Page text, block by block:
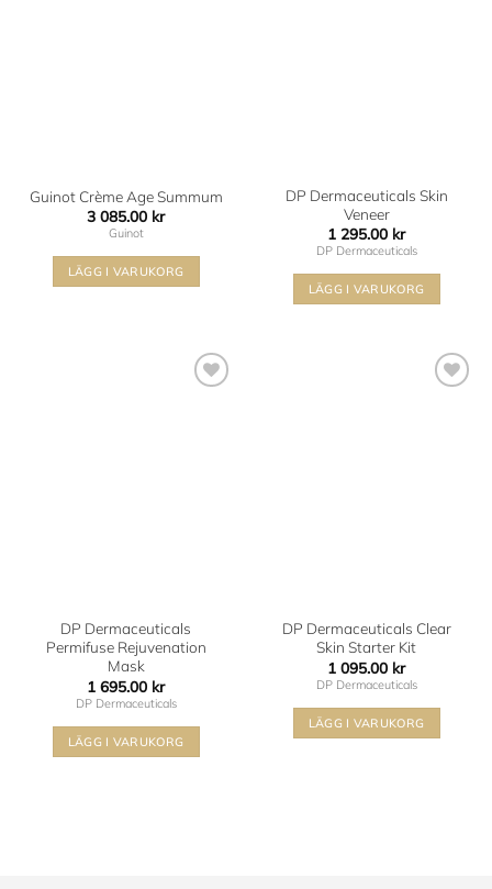
Guinot Crème Age Summum
3 085.00 kr
Guinot
LÄGG I VARUKORG
DP Dermaceuticals Skin
Veneer
1 295.00 kr
DP Dermaceuticals
LÄGG I VARUKORG
DP Dermaceuticals
Permifuse Rejuvenation
Mask
1 695.00 kr
DP Dermaceuticals
LÄGG I VARUKORG
DP Dermaceuticals Clear
Skin Starter Kit
1 095.00 kr
DP Dermaceuticals
LÄGG I VARUKORG